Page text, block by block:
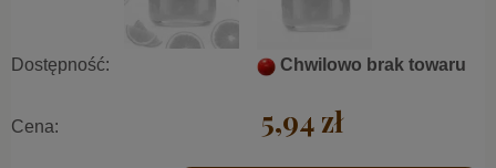
Dostępność: Chwilowo brak towaru
Cena: 5,94 zł